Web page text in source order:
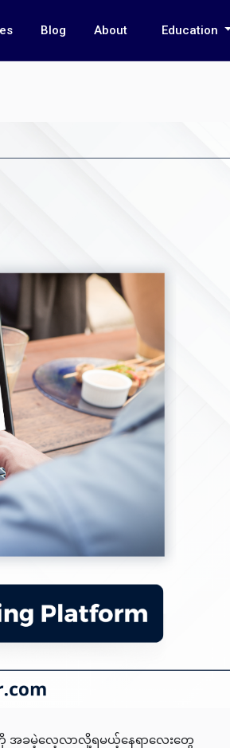
Blog About Education
ကို အခမဲ့လေ့လာလို့ရမယ့်နေရာလေးတွေ